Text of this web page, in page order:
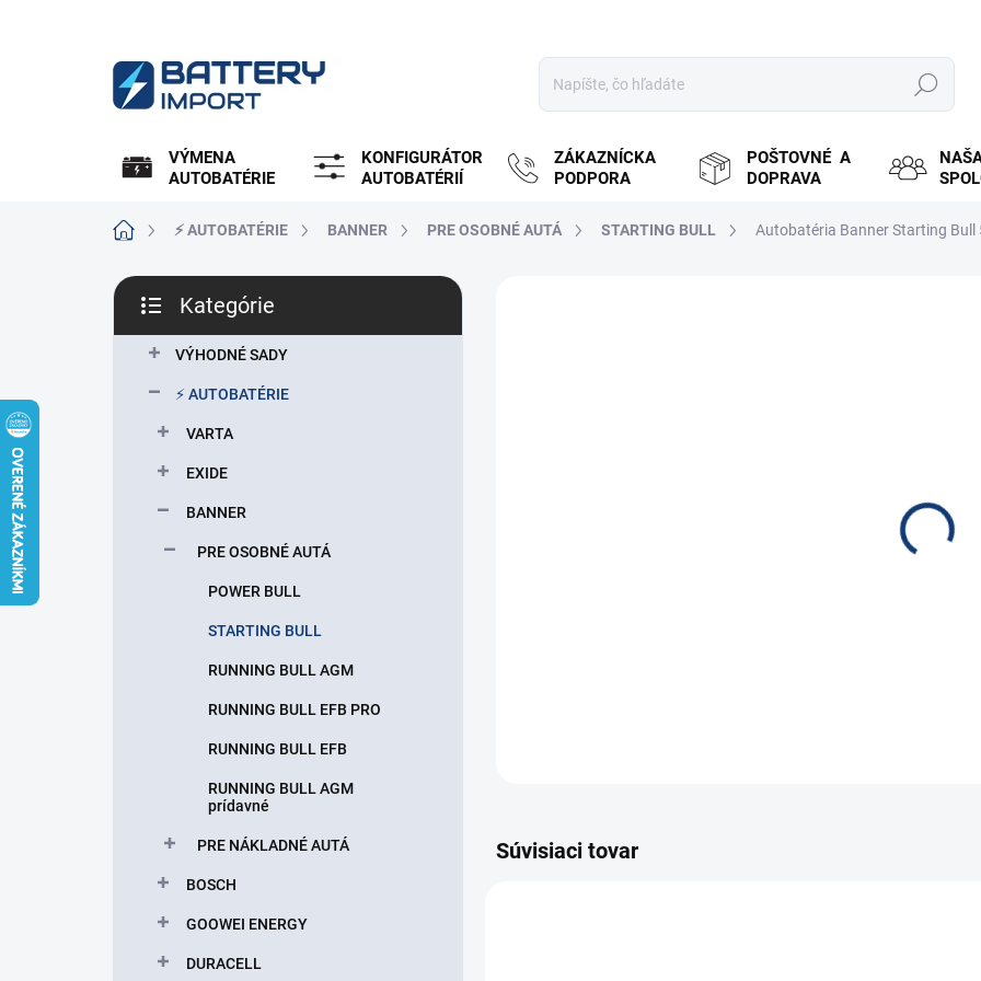
Hľadať
VÝMENA
AUTOBATÉRIE
KONFIGURÁTOR
AUTOBATÉRIÍ
ZÁKAZNÍCKA
PODPORA
POŠTOVNÉ A
DOPRAVA
Domov⚡ AUTOBATÉRIE BANNER PRE OSOBNÉ AUTÁ STARTING BULL Autobatéria Banner Starting Bull
B
č
kategórie
Kategórie
VÝHODNÉ SADY
⚡ AUTOBATÉRIE
VARTA
EXIDE
BANNER
PRE OSOBNÉ AUTÁ
POWER BULL
STARTING BULL
RUNNING BULL AGM
RUNNING BULL EFB PRO
RUNNING BULL EFB
RUNNING BULL AGM
prídavné
PRE NÁKLADNÉ AUTÁ
BOSCH
GOOWEI ENERGY
DURACELL
Súvisiaci tovar